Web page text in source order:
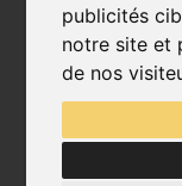
publicités
notre site et
de nos